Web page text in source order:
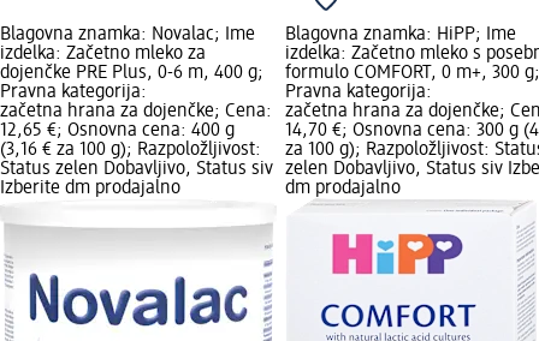
Blagovna znamka: Novalac; Ime
izdelka: Začetno mleko za
dojenčke PRE Plus, 0-6 m, 400 g;
Pravna kategorija:
začetna hrana za dojenčke; Cena:
12,65 €; Osnovna cena: 400 g
(3,16 € za 100 g); Razpoložljivost:
Status zelen Dobavljivo, Status siv
Izberite dm prodajalno
Blagovna znamka: HiPP; Ime
izdelka: Začetno mleko s
formulo COMFORT, 0 m+, 300 g;
Pravna kategorija:
začetna hrana za dojenčke;
14,70 €; Osnovna cena: 300 g
za 100 g); Razpoložljivost:
zelen Dobavljivo, Status siv
dm prodajalno